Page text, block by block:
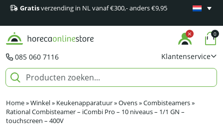
Gratisverzending in NL vanaf €300,- anders €9,95
Minimaal
085 060 7116 Klantenservice
0
Home»Winkel» Keukenapparatuur»Ovens»Combisteamers»
Rational Combisteamer – iCombi Pro – 10 niveaus – 1/1 GN –
touchscreen – 400V